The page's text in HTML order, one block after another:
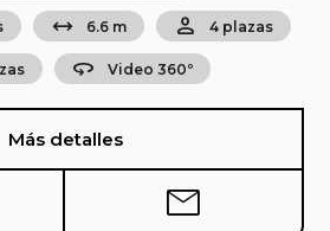
arrow_range 6.6 m person 4 plazas
360 Video 360º
Más detalles
mail